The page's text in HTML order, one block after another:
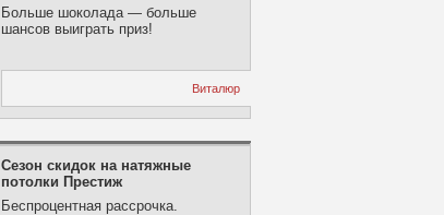
Больше шоколада — больше
шансов выиграть приз!
Виталюр
Сезон скидок на натяжные
потолки Престиж
Беспроцентная рассрочка.